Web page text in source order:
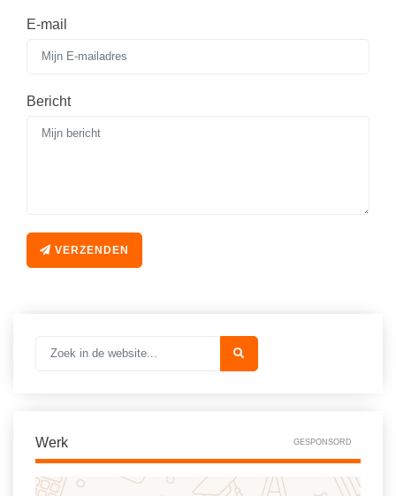
Spelletjes
Sprookjes
Onderwijsvacatures
Nieuwsbrief archief
Huiswerkbegeleiding
E-mail
Bericht
VERZENDEN
Werk GESPONSORD